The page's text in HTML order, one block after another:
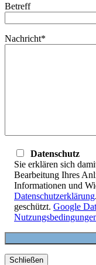
Betreff
Nachricht*
Datenschutz
Sie erklären sich
Bearbeitung Ihres
Informationen und
Datenschutzerklärung
geschützt. Google
Schließen